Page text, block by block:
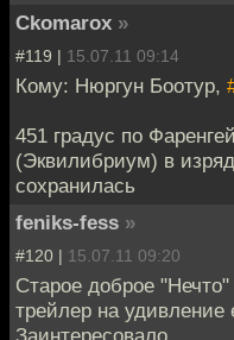
Ckomarox »
#119 | 15.07.11 09:14
Кому: Нюргун Боотур,
451 градус по
(Эквилибриум) в
сохранилась
feniks-fess »
#120 | 15.07.11 09:20
Старое доброе
трейлер на удивление
Заинтересовало.